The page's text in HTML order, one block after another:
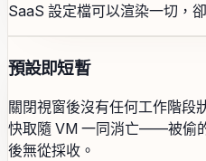
SaaS 設定檔可以渲染一切，
預設即短暫
關閉視窗後沒有任何工作階段
快取隨 VM 一同消亡——被偷
後無從採收。